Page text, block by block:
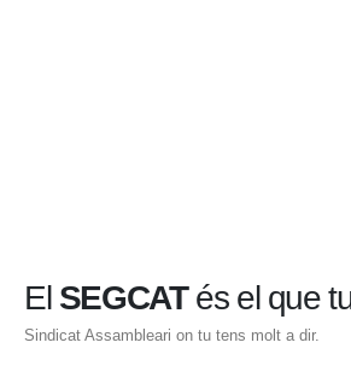
El SEGCATés el que
Sindicat Assambleari on tu tens molt a dir.